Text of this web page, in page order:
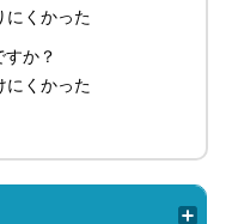
にくかった
か？
にくかった